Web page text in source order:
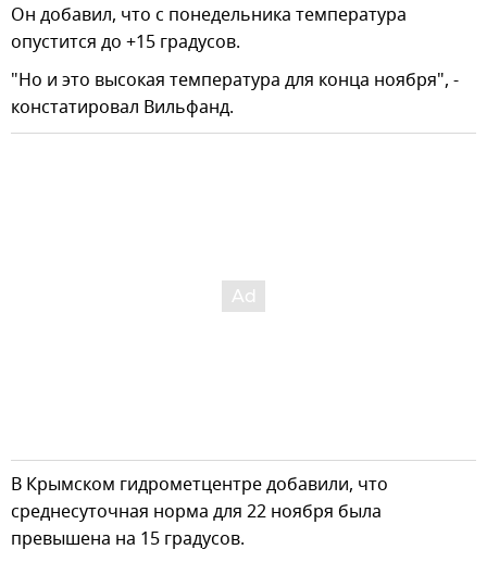
Он добавил, что с понедельника температура
опустится до +15 градусов.
"Но и это высокая температура для конца ноября", -
констатировал Вильфанд.
В Крымском гидрометцентре добавили, что
среднесуточная норма для 22 ноября была
превышена на 15 градусов.